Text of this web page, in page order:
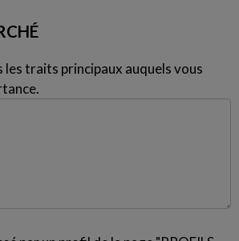
les traits principaux auquels vous